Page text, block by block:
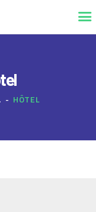
HÔTEL
NOUS ?